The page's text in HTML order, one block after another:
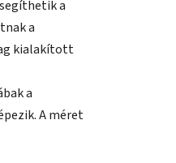
a
a
kialakított
a
A méret